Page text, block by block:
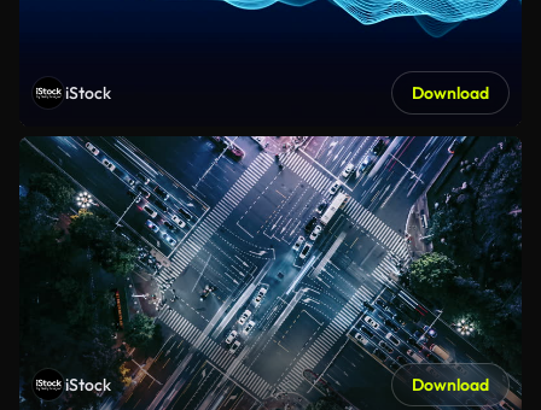
iStock Download
iStock Download